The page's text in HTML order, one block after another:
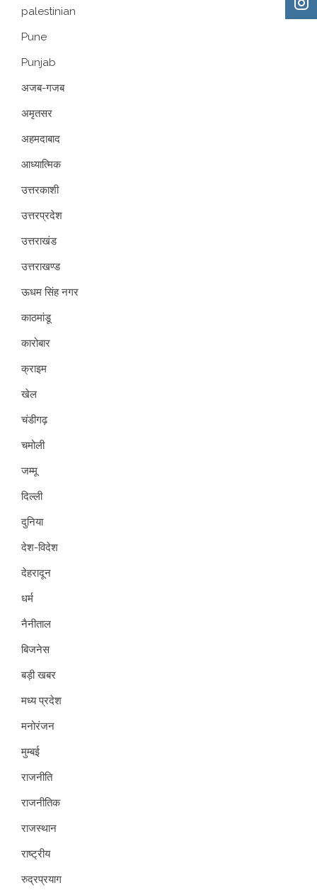
palestinian
Pune
Punjab
अजब-गजब
अमृतसर
अहमदाबाद
आध्यात्मिक
उत्तरकाशी
उत्तरप्रदेश
उत्तराखंड
उत्तराखण्ड
ऊधम सिंह नगर
काठमांडू
कारोबार
क्राइम
खेल
चंडीगढ़
चमोली
जम्मू
दिल्ली
दुनिया
देश-विदेश
देहरादून
धर्म
नैनीताल
बिजनेस
बड़ी खबर
मध्य प्रदेश
मनोरंजन
मुम्बई
राजनीति
राजनीतिक
राजस्थान
राष्ट्रीय
रुद्रप्रयाग